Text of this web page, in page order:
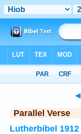
◄
Parallel Verse
Lutherbibel 1912